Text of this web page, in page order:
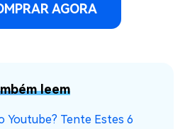
AGORA
leem
Youtube? Tente Estes 6